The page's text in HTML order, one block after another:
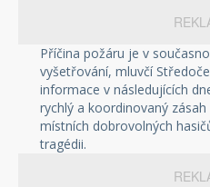
Příčina požáru je v
vyšetřování, mluvčí
informace v následujících
rychlý a koordinovaný
místních dobrovolných
tragédii.